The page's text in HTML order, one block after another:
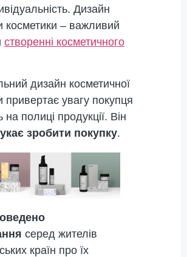
Дизайн
косметики – важливий
створенні косметичного
дизайн косметичної
привертає увагу покупця
на полиці продукції. Він
зробити покупку.
серед жителів
країн про їх